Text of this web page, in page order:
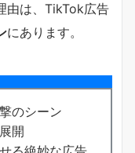
由は、TikTok広告
にあります。
のシーン
開